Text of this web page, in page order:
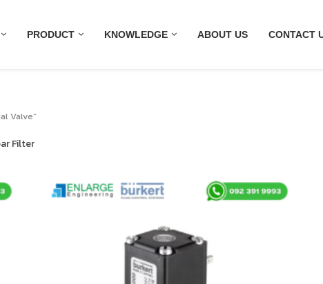
PRODUCT KNOWLEDGE ABOUT US CONTACT
Valve”
Filter